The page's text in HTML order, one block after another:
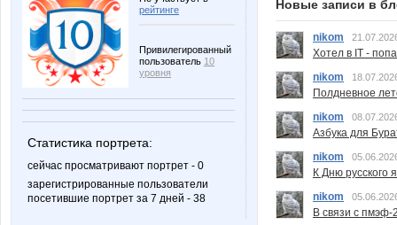
рейтинге
Привилегированный
пользователь 10
уровня
Статистика портрета:
сейчас просматривают портрет - 0
зарегистрированные пользователи
посетившие портрет за 7 дней - 38
Новые записи в
nikom
Хотел в IT -
nikom
Полдневное
nikom
Азбука для
nikom
К Дню русского
nikom
В связи с пмэф-